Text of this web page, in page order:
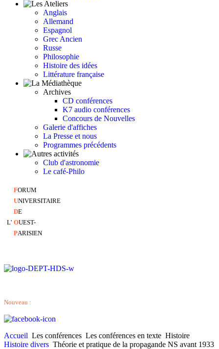
Anglais
Allemand
Espagnol
Grec Ancien
Russe
Philosophie
Histoire des idées
Littérature française
Archives
CD conférences
K7 audio conférences
Concours de Nouvelles
Galerie d'affiches
La Presse et nous
Programmes précédents
Club d'astronomie
Le café-Philo
FORUM
UNIVERSITAIRE
DE
L' OUEST-
PARISIEN
Nouveau :
Accueil Les conférences Les conférences en texte Histoire
Histoire divers Théorie et pratique de la propagande NS avant 1933